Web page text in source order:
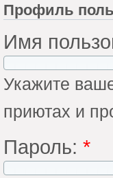
Профиль
Имя
Укажите
приютах и
Пароль: *